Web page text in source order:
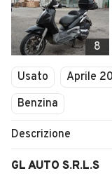
8
Usato Aprile
Benzina
Descrizione
GL AUTO S.R.L.S